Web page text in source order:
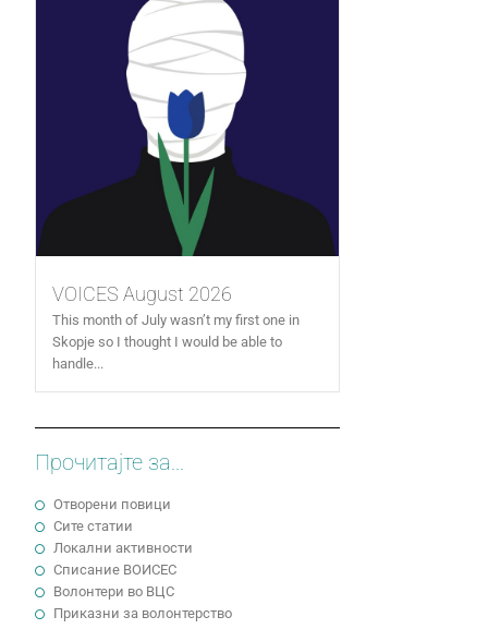
VOICES August 2026
This month of July wasn’t my first one in
Skopje so I thought I would be able to
handle...
Прочитајте за...
Отворени повици
Сите статии
Локални активности
Cписание ВОИСЕС
Волонтери во ВЦС
Приказни за волонтерство